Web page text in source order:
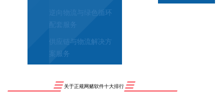
逆向物流与绿色循环
配套服务
供应链与物流解决方
案服务
关于正规网赌软件十大排行